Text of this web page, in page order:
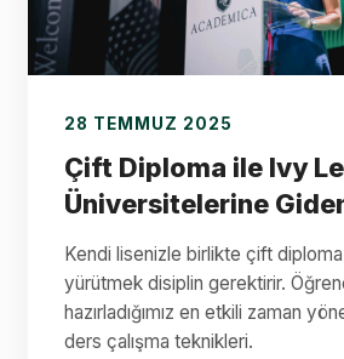
28 TEMMUZ 2025
Çift Diploma ile Ivy
Üniversitelerine
Kendi lisenizle birlikte çift diploma
yürütmek disiplin gerektirir.
hazırladığımız en etkili zaman
ders çalışma teknikleri.